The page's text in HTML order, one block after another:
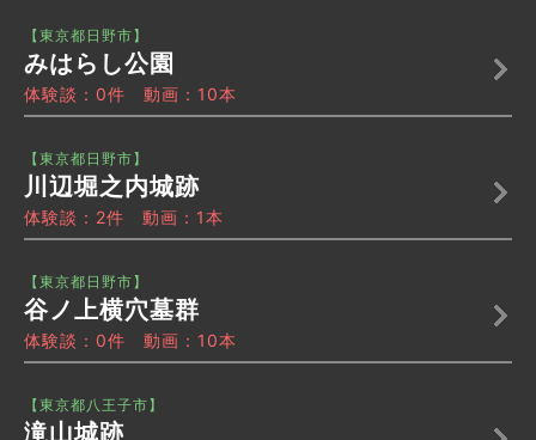
【東京都日野市】
みはらし公園
体験談：0件 動画：10本
【東京都日野市】
川辺堀之内城跡
体験談：2件 動画：1本
【東京都日野市】
谷ノ上横穴墓群
体験談：0件 動画：10本
【東京都八王子市】
滝山城跡